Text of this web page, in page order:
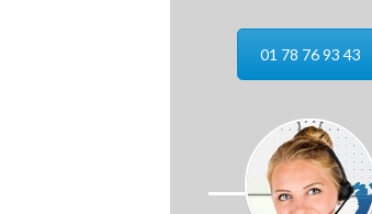
01 78 76 93 43